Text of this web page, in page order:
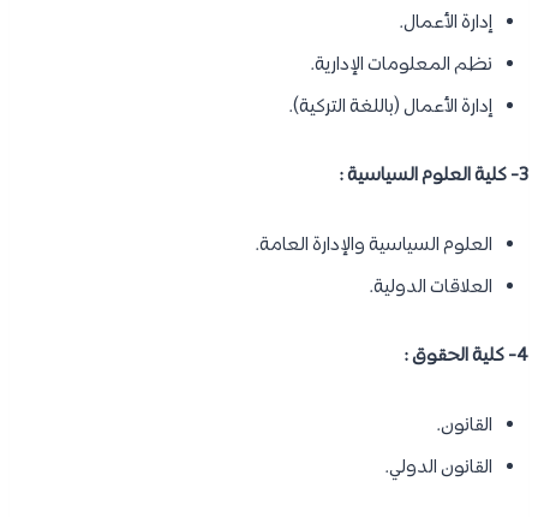
إدارة الأعمال.
نظم المعلومات الإدارية.
إدارة الأعمال (باللغة التركية).
3- كلية العلوم السياسية :
العلوم السياسية والإدارة العامة.
العلاقات الدولية.
4- كلية الحقوق :
القانون.
القانون الدولي.